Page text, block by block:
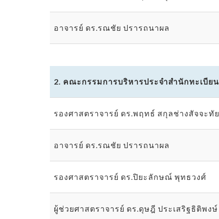
อาจารย์ ดร.รณชัย ปรารถนาผล
2. คณะกรรมการบริหารประจำสำนักทะเบีย
รองศาสตราจารย์ ดร.พฤทธ์ สกุลช่างสัจจะทัย
อาจารย์ ดร.รณชัย ปรารถนาผล
รองศาสตราจารย์ ดร.ปิยะลักษณ์ พุทธวงศ์
ผู้ช่วยศาสตราจารย์ ดร.ดุษฎี ประเสริฐธิติพงษ์